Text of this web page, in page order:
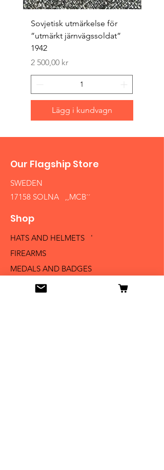
Sovjetisk utmärkelse för
”utmärkt järnvägssoldat”
1942
Pris
2 500,00 kr
Lägg i kundvagn
Our Flagship Store
SWEDEN
17158 SOLNA ,,MCB´´
Shop
HATS AND HELMETS '
FIREARMS
MEDALS AND BADGES
BAYONETS